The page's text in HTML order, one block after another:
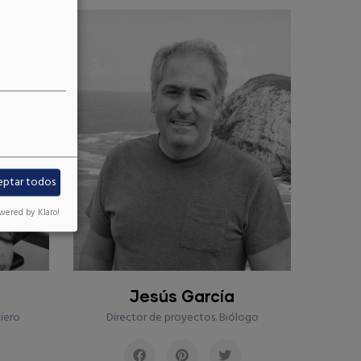
Mª Ángel Lamillar
Técnica del Medio Natural
todos
by Klaro!